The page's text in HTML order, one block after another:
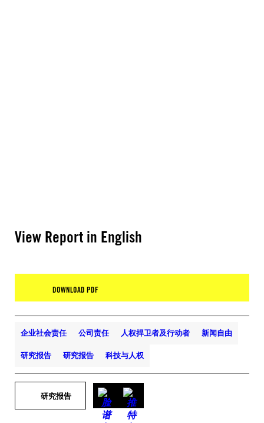
View Report in English
DOWNLOAD PDF
企业社会责任 公司责任 人权捍卫者及行动者 新闻自由
研究报告 研究报告 科技与人权
研究报告